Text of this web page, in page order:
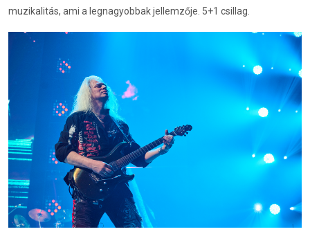
muzikalitás, ami a legnagyobbak jellemzője. 5+1 csillag.